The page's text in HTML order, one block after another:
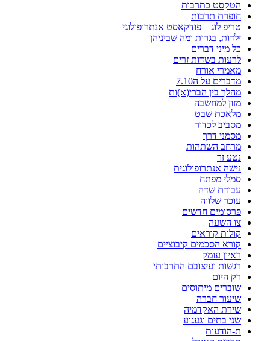
הטקסט כתרבות
חופרת תרבות
טריפ לוג – פודקאסט אנתרופולוגי
ילדות, בגרות ומה שביניהן
כל מיני דברים
לרעות בשדות זרים
מאמרי אורח
מדברים על ה7.10
מהלך בין הברי(א)ות
מזון למחשבה
מלאכת שבט
מסביב לכדור
מסמני דרך
מרחב השתהות
נטע זר
נישה אנתרופולוגית
סמלי מפתח
עבודת שדה
עוכר שלווה
פרסומים חדשים
צו השעה
קולות קוראים
קורא הסכמים קיבוציים
ראיון עומק
רגשות ועיצובם התרבותי
רק היום
שוברים מיתוסים
שיעור חברה
שירת האקדמיה
שני בתים וגעגוע
ת-הודעות